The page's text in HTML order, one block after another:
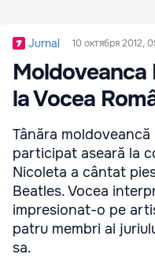
Jurnal 10 октября 2012,
Moldoveanca
la Vocea
Tânăra
participat aseară la
Nicoleta a cântat
Beatles. Vocea
impresionat-o pe
patru membri ai
sa.